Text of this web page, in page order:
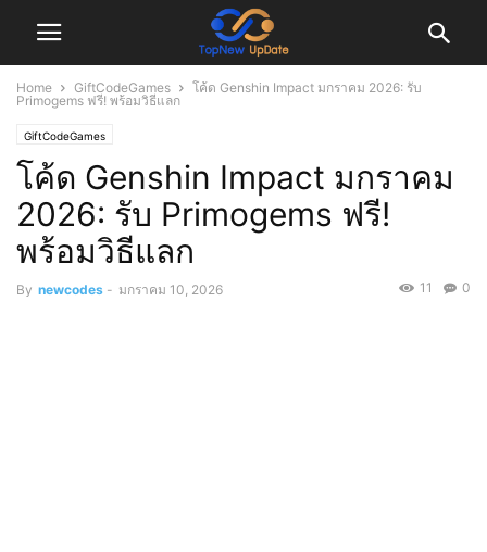
Home GiftCodeGames
โค้ด Genshin Impact มกราคม 2026: รับ
Primogems ฟรี! พร้อมวิธีแลก
GiftCodeGames
โค้ด Genshin Impact มกราคม
2026: รับ Primogems ฟรี!
พร้อมวิธีแลก
By newcodes - มกราคม 10, 2026 0
11